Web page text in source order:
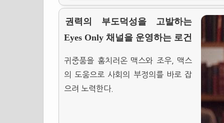
권력의 부도덕성을 고발하는
Eyes Only 채널을 운영하는 로건
귀중품을 훔치러온 맥스와 조우, 맥스
의 도움으로 사회의 부정의를 바로 잡
으려 노력한다.